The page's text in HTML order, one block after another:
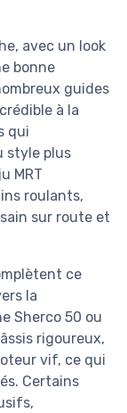
avec un look
bonne
guides
à la
qui
style plus
MRT
roulants,
sur route et
ce
la
Sherco 50 ou
rigoureux,
vif, ce qui
Certains